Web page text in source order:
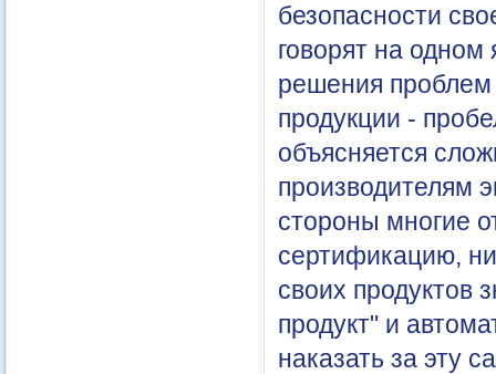
безопасности
говорят на одном
решения проблем
продукции -
объясняется
производителям
стороны многие
сертификацию, ни
своих продуктов
продукт" и
наказать за эту